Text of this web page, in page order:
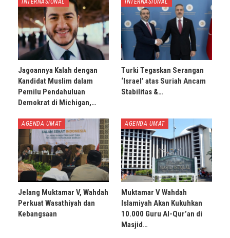
INTERNASIONAL
Jagoannya Kalah dengan
Kandidat Muslim dalam
Pemilu Pendahuluan
Demokrat di Michigan,…
INTERNASIONAL
Turki Tegaskan Serangan
‘Israel’ atas Suriah Ancam
Stabilitas &…
AGENDA UMAT
Jelang Muktamar V, Wahdah
Perkuat Wasathiyah dan
Kebangsaan
AGENDA UMAT
Muktamar V Wahdah
Islamiyah Akan Kukuhkan
10.000 Guru Al-Qur’an di
Masjid…